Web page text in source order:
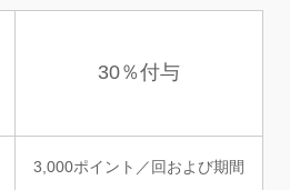
30％付与
3,000ポイント／回および期間